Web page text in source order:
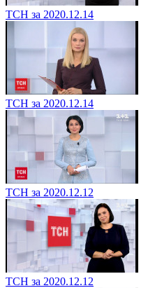
ТСН за 2020.12.14
ТСН за 2020.12.14
ТСН за 2020.12.12
ТСН за 2020.12.12